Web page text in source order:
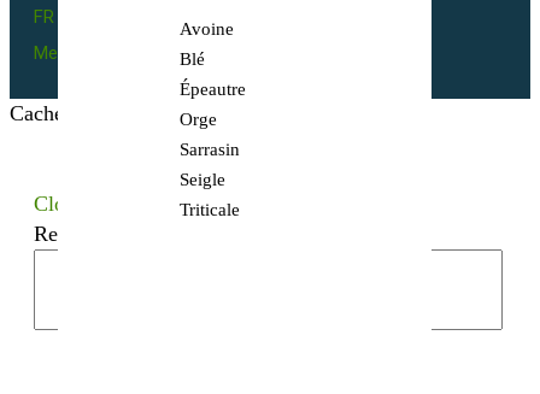
Avoine
Blé
Épeautre
Orge
Sarrasin
Seigle
Triticale
FR BIO 10 - 66055
Mentions légales
Cacher les filtres
Close
Recherchez votre semence bio